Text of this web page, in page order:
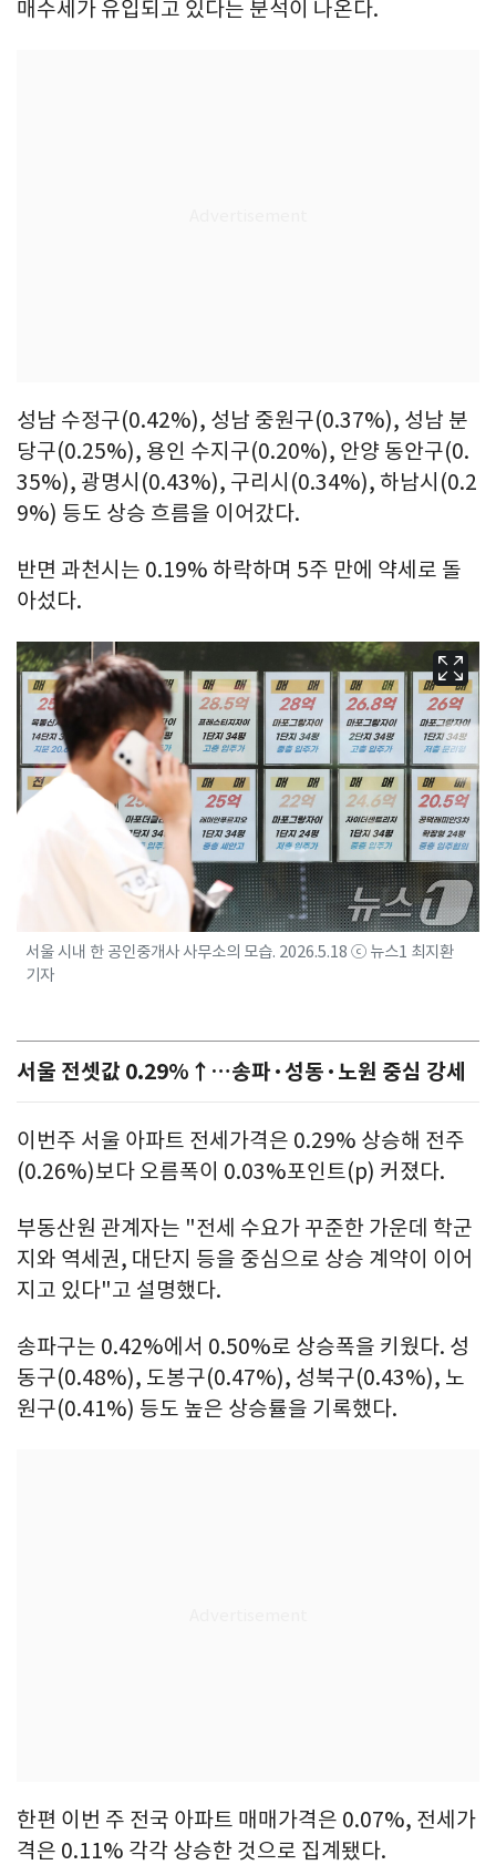
매수세가 유입되고 있다는 분석이 나온다.
성남 수정구(0.42%), 성남 중원구(0.37%), 성남 분
당구(0.25%), 용인 수지구(0.20%), 안양 동안구(0.
35%), 광명시(0.43%), 구리시(0.34%), 하남시(0.2
9%) 등도 상승 흐름을 이어갔다.
반면 과천시는 0.19% 하락하며 5주 만에 약세로 돌
아섰다.
서울 시내 한 공인중개사 사무소의 모습. 2026.5.18 ⓒ 뉴스1 최지환
기자
서울 전셋값 0.29%↑…송파·성동·노원 중심 강세
이번주 서울 아파트 전세가격은 0.29% 상승해 전주
(0.26%)보다 오름폭이 0.03%포인트(p) 커졌다.
부동산원 관계자는 "전세 수요가 꾸준한 가운데 학군
지와 역세권, 대단지 등을 중심으로 상승 계약이 이어
지고 있다"고 설명했다.
송파구는 0.42%에서 0.50%로 상승폭을 키웠다. 성
동구(0.48%), 도봉구(0.47%), 성북구(0.43%), 노
원구(0.41%) 등도 높은 상승률을 기록했다.
한편 이번 주 전국 아파트 매매가격은 0.07%, 전세가
격은 0.11% 각각 상승한 것으로 집계됐다.